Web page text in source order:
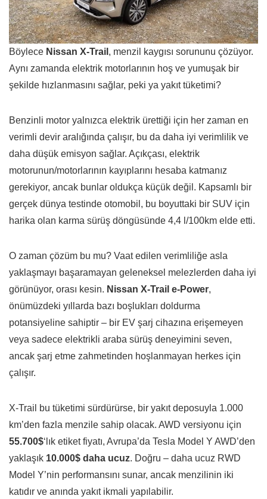
Böylece Nissan X-Trail , menzil kaygısı sorununu çözüyor.
Aynı zamanda elektrik motorlarının hoş ve yumuşak bir
şekilde hızlanmasını sağlar, peki ya yakıt tüketimi?
Benzinli motor yalnızca elektrik ürettiği için her zaman en
verimli devir aralığında çalışır, bu da daha iyi verimlilik ve
daha düşük emisyon sağlar. Açıkçası, elektrik
motorunun/motorlarının kayıplarını hesaba katmanız
gerekiyor, ancak bunlar oldukça küçük değil. Kapsamlı bir
gerçek dünya testinde otomobil, bu boyuttaki bir SUV için
harika olan karma sürüş döngüsünde 4,4 l/100km elde etti.
O zaman çözüm bu mu? Vaat edilen verimliliğe asla
yaklaşmayı başaramayan geleneksel melezlerden daha iyi
görünüyor, orası kesin. Nissan X-Trail e-Power,
önümüzdeki yıllarda bazı boşlukları doldurma
potansiyeline sahiptir – bir EV şarj cihazına erişemeyen
veya sadece elektrikli araba sürüş deneyimini seven,
ancak şarj etme zahmetinden hoşlanmayan herkes için
çalışır.
X-Trail bu tüketimi sürdürürse, bir yakıt deposuyla 1.000
km’den fazla menzile sahip olacak. AWD versiyonu için
55.700$‘lık etiket fiyatı, Avrupa’da Tesla Model Y AWD’den
yaklaşık 10.000$ daha ucuz. Doğru – daha ucuz RWD
Model Y’nin performansını sunar, ancak menzilinin iki
katıdır ve anında yakıt ikmali yapılabilir.